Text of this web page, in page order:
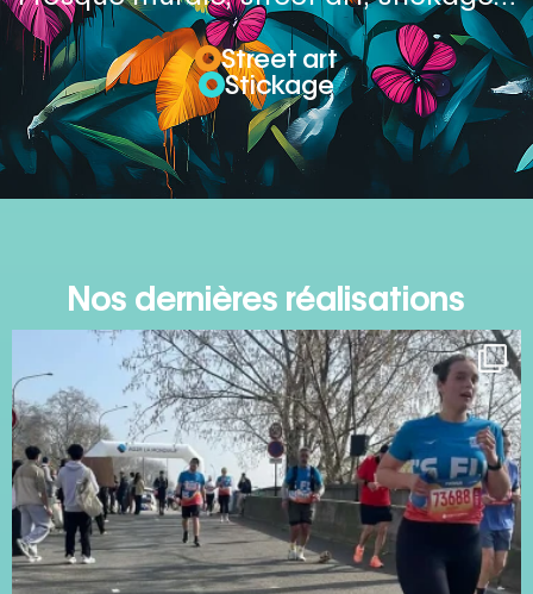
Street art
Stickage
Nos dernières réalisations